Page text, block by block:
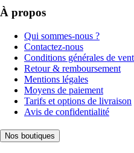
À propos
Qui sommes-nous ?
Contactez-nous
Conditions générales de
Retour & remboursement
Mentions légales
Moyens de paiement
Tarifs et options de livraison
Avis de confidentialité
Nos boutiques